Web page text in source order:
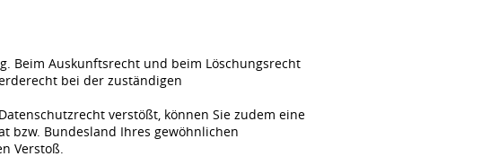
Beim Auskunftsrecht und beim Löschungsrecht
bei der zuständigen
verstößt, können Sie zudem eine
bzw. Bundesland Ihres gewöhnlichen
Verstoß.